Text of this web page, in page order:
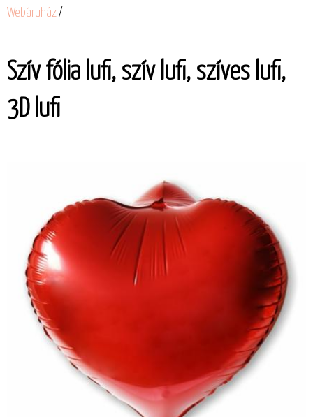
Webáruház/
Szív fólia lufi, szív lufi, szíves lufi,
3D lufi